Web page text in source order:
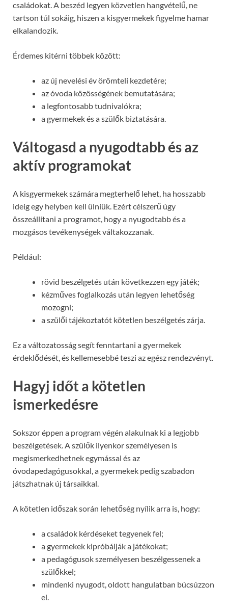
családokat. A beszéd legyen közvetlen hangvételű, ne
tartson túl sokáig, hiszen a kisgyermekek figyelme hamar
elkalandozik.
Érdemes kitérni többek között:
az új nevelési év örömteli kezdetére;
az óvoda közösségének bemutatására;
a legfontosabb tudnivalókra;
a gyermekek és a szülők biztatására.
Váltogasd a nyugodtabb és az
aktív programokat
A kisgyermekek számára megterhelő lehet, ha hosszabb
ideig egy helyben kell ülniük. Ezért célszerű úgy
összeállítani a programot, hogy a nyugodtabb és a
mozgásos tevékenységek váltakozzanak.
Például:
rövid beszélgetés után következzen egy játék;
kézműves foglalkozás után legyen lehetőség
mozogni;
a szülői tájékoztatót kötetlen beszélgetés zárja.
Ez a változatosság segít fenntartani a gyermekek
érdeklődését, és kellemesebbé teszi az egész rendezvényt.
Hagyj időt a kötetlen
ismerkedésre
Sokszor éppen a program végén alakulnak ki a legjobb
beszélgetések. A szülők ilyenkor személyesen is
megismerkedhetnek egymással és az
óvodapedagógusokkal, a gyermekek pedig szabadon
játszhatnak új társaikkal.
A kötetlen időszak során lehetőség nyílik arra is, hogy:
a családok kérdéseket tegyenek fel;
a gyermekek kipróbálják a játékokat;
a pedagógusok személyesen beszélgessenek a
szülőkkel;
mindenki nyugodt, oldott hangulatban búcsúzzon
el.